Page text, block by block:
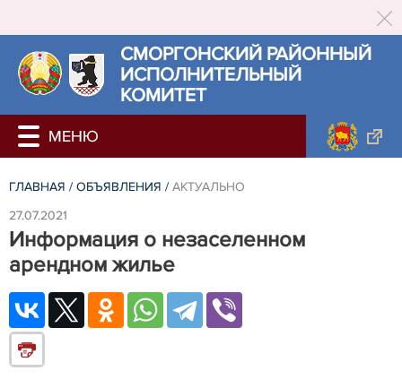
СМОРГОНСКИЙ РАЙОННЫЙ
ИСПОЛНИТЕЛЬНЫЙ
КОМИТЕТ
ГЛАВНАЯ / ОБЪЯВЛЕНИЯ / АКТУАЛЬНО
27.07.2021
Информация о незаселенном
арендном жилье